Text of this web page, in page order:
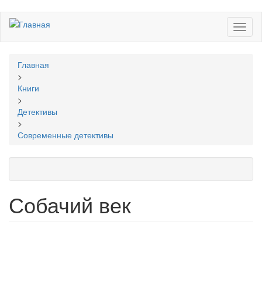
Перейти
основному
Вы
здесь
Главная
>
Книги
>
Детективы
>
Современные детективы
Собачий век